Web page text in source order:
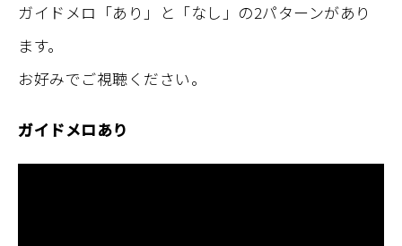
ガイドメロ「あり」と「なし」の2パターンがあり
ます。
お好みでご視聴ください。
ガイドメロあり